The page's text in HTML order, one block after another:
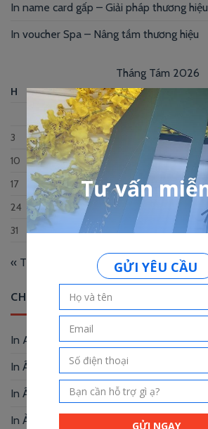
In name card gấp – Giải pháp thương hiệu
In voucher Spa – Nâng tầm thương hiệu
Tháng Tám 2026
H B T N S
3
4 5 7
10
11 12 13 14
17
18 19 20 21
24
25 27 28
31
« Th12
CHUYÊN MỤC
In Album
(2)
In Ấn Phẩm Quảng Cáo(9)
In Ấn Phẩm Văn Phòng (12)
In Ảnh